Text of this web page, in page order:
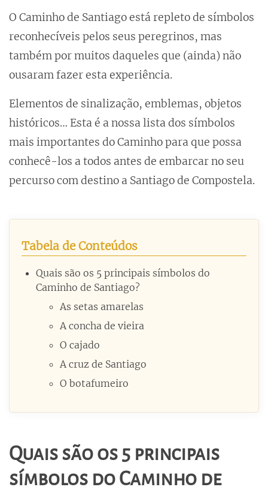
O Caminho de Santiago está repleto de símbolos
reconhecíveis pelos seus peregrinos, mas
também por muitos daqueles que (ainda) não
ousaram fazer esta experiência.
Elementos de sinalização, emblemas, objetos
históricos… Esta é a nossa lista dos símbolos
mais importantes do Caminho para que possa
conhecê-los a todos antes de embarcar no seu
percurso com destino a Santiago de Compostela.
Tabela de Conteúdos
Quais são os 5 principais símbolos do
Caminho de Santiago?
As setas amarelas
A concha de vieira
O cajado
A cruz de Santiago
O botafumeiro
Quais são os 5 principais
símbolos do Caminho de